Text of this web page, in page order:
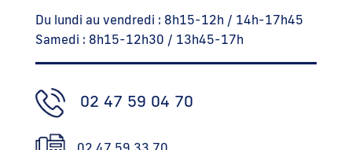
Du lundi au vendredi : 8h15-12h / 14h-17h45
Samedi : 8h15-12h30 / 13h45-17h
02 47 59 04 70